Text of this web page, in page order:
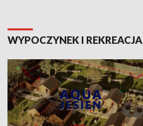
WYPOCZYNEK I REKREACJA